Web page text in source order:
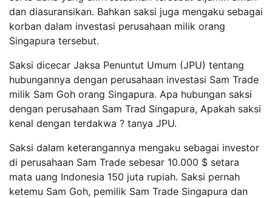
dan diasuransikan. Bahkan saksi juga mengaku sebagai
korban dalam investasi perusahaan milik orang
Singapura tersebut.
Saksi dicecar Jaksa Penuntut Umum (JPU) tentang
hubungannya dengan perusahaan investasi Sam Trade
milik Sam Goh orang Singapura. Apa hubungan saksi
dengan perusahaan Sam Trad Singapura, Apakah saksi
kenal dengan terdakwa ? tanya JPU.
Saksi dalam keterangannya mengaku sebagai investor
di perusahaan Sam Trade sebesar 10.000 $ setara
mata uang Indonesia 150 juta rupiah. Saksi pernah
ketemu Sam Goh, pemilik Sam Trade Singapura dan